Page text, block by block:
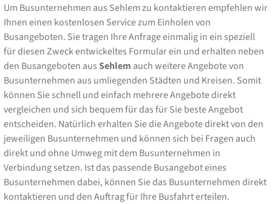
Um Busunternehmen aus Sehlem zu kontaktieren empfehlen wir
Ihnen einen kostenlosen Service zum Einholen von
Busangeboten. Sie tragen Ihre Anfrage einmalig in ein speziell
für diesen Zweck entwickeltes Formular ein und erhalten neben
den Busangeboten ausSehlem auch weitere Angebote von
Busunternehmen aus umliegenden Städten und Kreisen. Somit
können Sie schnell und einfach mehrere Angebote direkt
vergleichen und sich bequem für das für Sie beste Angebot
entscheiden. Natürlich erhalten Sie die Angebote direkt von den
jeweiligen Busunternehmen und können sich bei Fragen auch
direkt und ohne Umweg mit dem Busunternehmen in
Verbindung setzen. Ist das passende Busangebot eines
Busunternehmen dabei, können Sie das Busunternehmen direkt
kontaktieren und den Auftrag für Ihre Busfahrt erteilen.